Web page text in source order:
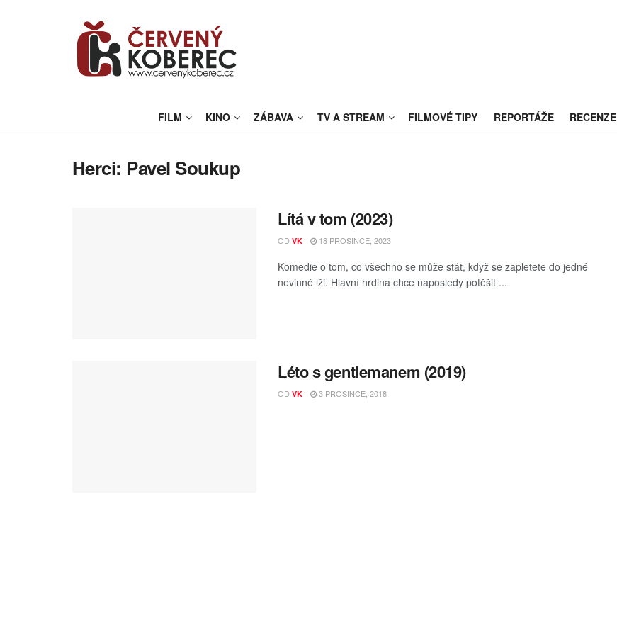
FILM KINO ZÁBAVA TV A STREAM FILMOVÉ TIPY REPORTÁŽE RECENZE
Herci: Pavel Soukup
Lítá v tom (2023)
OD VK 18 PROSINCE, 2023
Komedie o tom, co všechno se může stát, když se zapletete do jedné
nevinné lži. Hlavní hrdina chce naposledy potěšit ...
Léto s gentlemanem (2019)
OD VK 3 PROSINCE, 2018